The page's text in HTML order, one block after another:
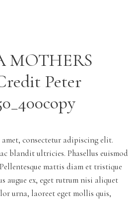
MOTHERS
Peter
consectetur adipiscing elit.
blandit ultricies. Phasellus euismod
mattis diam et tristique
augue ex, eget rutrum nisi aliquet
urna, laoreet eget mollis quis,